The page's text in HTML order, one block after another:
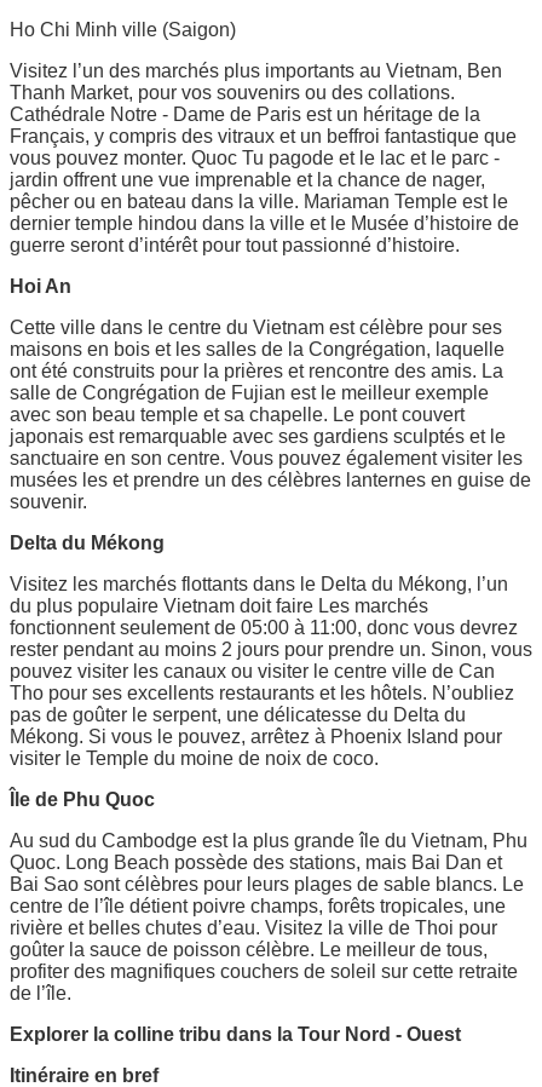
Ho Chi Minh ville (Saigon)
Visitez l’un des marchés plus importants au Vietnam, Ben
Thanh Market, pour vos souvenirs ou des collations.
Cathédrale Notre - Dame de Paris est un héritage de la
Français, y compris des vitraux et un beffroi fantastique que
vous pouvez monter. Quoc Tu pagode et le lac et le parc -
jardin offrent une vue imprenable et la chance de nager,
pêcher ou en bateau dans la ville. Mariaman Temple est le
dernier temple hindou dans la ville et le Musée d’histoire de
guerre seront d’intérêt pour tout passionné d’histoire.
Hoi An
Cette ville dans le centre du Vietnam est célèbre pour ses
maisons en bois et les salles de la Congrégation, laquelle
ont été construits pour la prières et rencontre des amis. La
salle de Congrégation de Fujian est le meilleur exemple
avec son beau temple et sa chapelle. Le pont couvert
japonais est remarquable avec ses gardiens sculptés et le
sanctuaire en son centre. Vous pouvez également visiter les
musées les et prendre un des célèbres lanternes en guise de
souvenir.
Delta du Mékong
Visitez les marchés flottants dans le Delta du Mékong, l’un
du plus populaire Vietnam doit faire Les marchés
fonctionnent seulement de 05:00 à 11:00, donc vous devrez
rester pendant au moins 2 jours pour prendre un. Sinon, vous
pouvez visiter les canaux ou visiter le centre ville de Can
Tho pour ses excellents restaurants et les hôtels. N’oubliez
pas de goûter le serpent, une délicatesse du Delta du
Mékong. Si vous le pouvez, arrêtez à Phoenix Island pour
visiter le Temple du moine de noix de coco.
Île de Phu Quoc
Au sud du Cambodge est la plus grande île du Vietnam, Phu
Quoc. Long Beach possède des stations, mais Bai Dan et
Bai Sao sont célèbres pour leurs plages de sable blancs. Le
centre de l’île détient poivre champs, forêts tropicales, une
rivière et belles chutes d’eau. Visitez la ville de Thoi pour
goûter la sauce de poisson célèbre. Le meilleur de tous,
profiter des magnifiques couchers de soleil sur cette retraite
de l’île.
Explorer la colline tribu dans la Tour Nord - Ouest
Itinéraire en bref